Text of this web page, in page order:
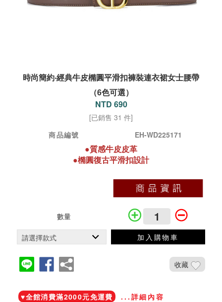
時尚簡約‧經典牛皮橢圓平滑扣褲裝連衣裙女士腰帶
（6色可選）
NTD 690
[已銷售 31 件]
商品編號
EH-WD225171
●質感牛皮皮革
●橢圓復古平滑扣設計
數量
加入購物車
收藏
♥️全館消費滿2000元免運費 ...詳細內容